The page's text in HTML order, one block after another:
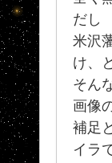
だし
米沢
け、
そん
画像
補足
イラ